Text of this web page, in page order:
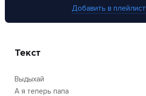
Добавить в плейлист
Текст
Выдыхай
А я теперь папа